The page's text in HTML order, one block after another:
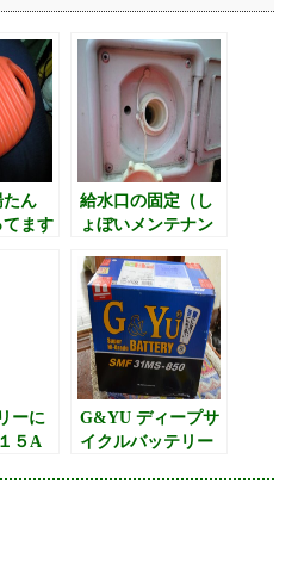
たん
てます
給水口の固定（し
ょぼいメンテナン
ーに
５A
G&YU ディープサ
イクルバッテリー